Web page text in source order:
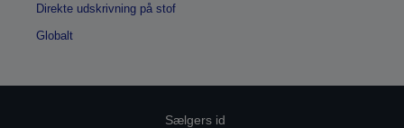
Direkte udskrivning på stof
Globalt
Sælgers id